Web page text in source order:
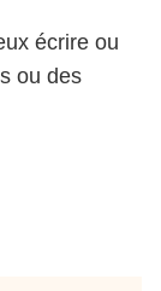
écrire ou
ou des